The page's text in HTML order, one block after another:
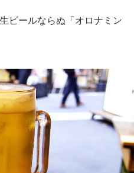
ビールならぬ「オロナミン